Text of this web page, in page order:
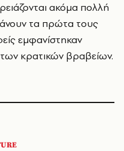
ακόμα πολλή
τα πρώτα τους
εμφανίστηκαν
των κρατικών βραβείων.